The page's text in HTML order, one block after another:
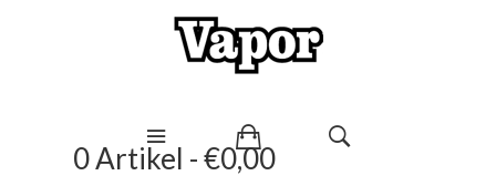
0 Artikel - €0,00